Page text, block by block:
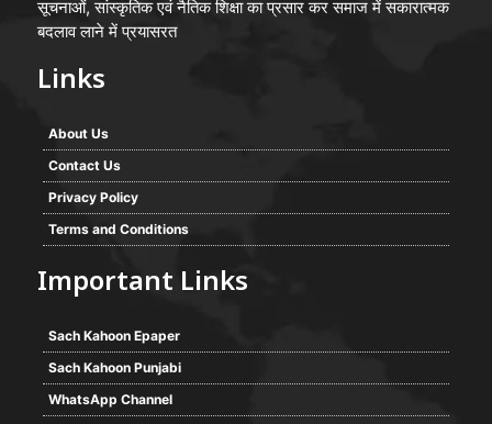
सूचनाओं, सांस्कृतिक एवं नैतिक शिक्षा का प्रसार कर समाज में सकारात्मक
बदलाव लाने में प्रयासरत
Links
About Us
Contact Us
Privacy Policy
Terms and Conditions
Important Links
Sach Kahoon Epaper
Sach Kahoon Punjabi
WhatsApp Channel